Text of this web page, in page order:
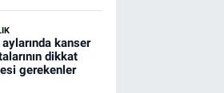
kanser
dikkat
gerekenler